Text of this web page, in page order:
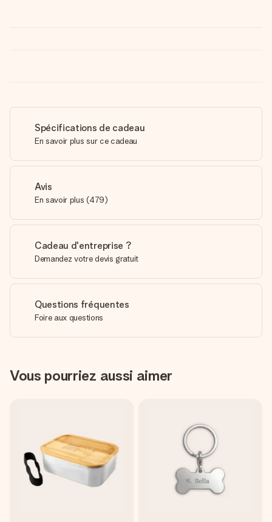
Spécifications de cadeau
En savoir plus sur ce cadeau
Avis
En savoir plus (479)
Cadeau d'entreprise ?
Demandez votre devis gratuit
Questions fréquentes
Foire aux questions
Vous pourriez aussi aimer